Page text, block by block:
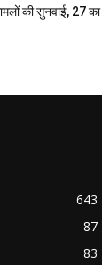
की सुनवाई, 27 का
643
87
83